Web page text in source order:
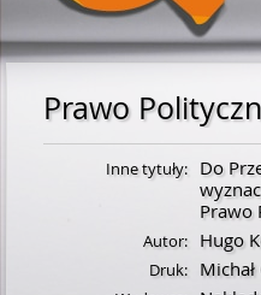
Prawo
Inne tytuły:
Do
Prawo
Autor: Hugo
Druk: